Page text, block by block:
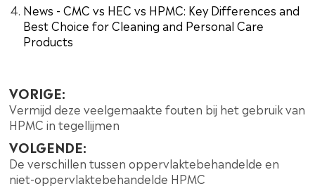
News - CMC vs HEC vs HPMC: Key Differences and
Best Choice for Cleaning and Personal Care
Products
VORIGE:
Vermijd deze veelgemaakte fouten bij het gebruik van
HPMC in tegellijmen
VOLGENDE:
De verschillen tussen oppervlaktebehandelde en
niet-oppervlaktebehandelde HPMC